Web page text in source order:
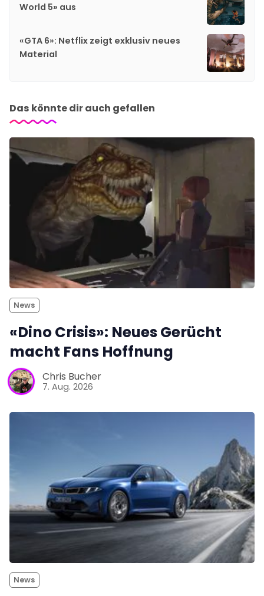
World 5» aus
«GTA 6»: Netflix zeigt exklusiv neues
Material
Das könnte dir auch gefallen
News
«Dino Crisis»: Neues Gerücht
macht Fans Hoffnung
Chris Bucher
7. Aug. 2026
News